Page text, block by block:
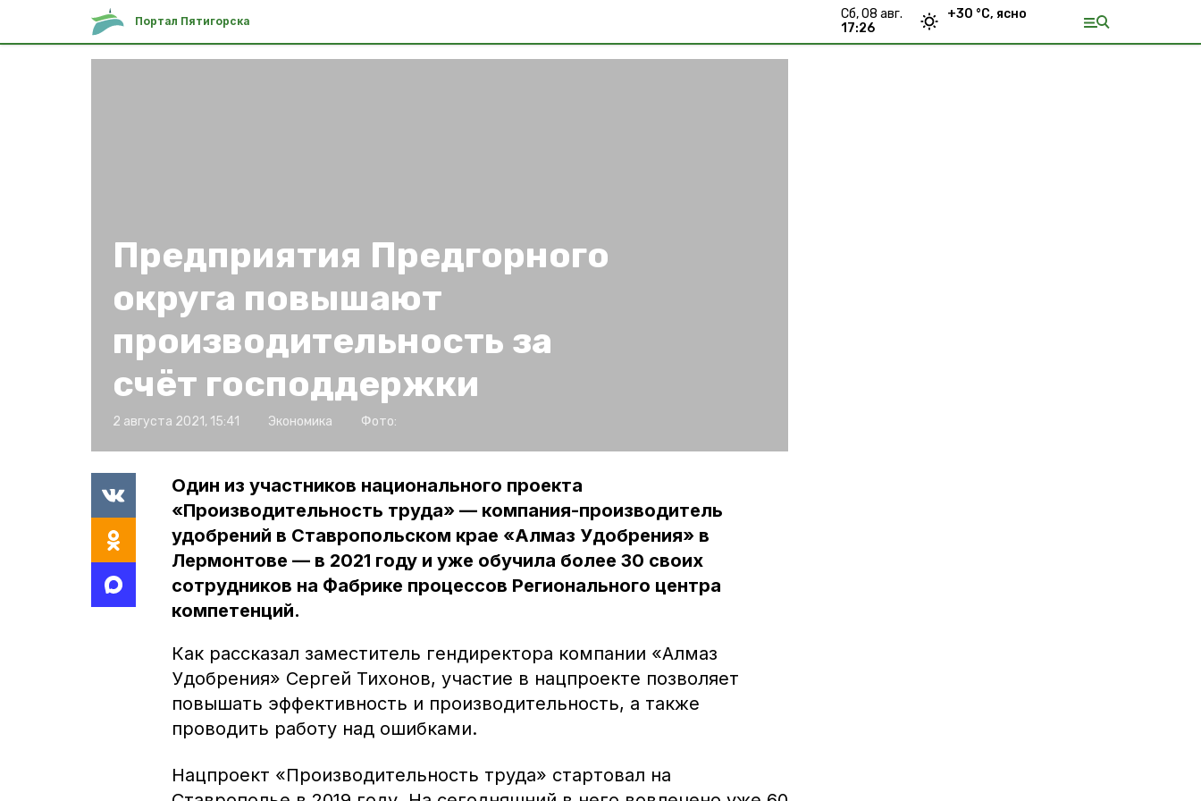
Портал Пятигорска
сб, 08 авг.
17:26
+30 °С, ясно
Предприятия Предгорного
округа повышают
производительность за
счёт господдержки
2 августа 2021, 15:41 Экономика Фото:
Один из участников национального проекта
«Производительность труда» — компания-производитель
удобрений в Ставропольском крае «Алмаз Удобрения» в
Лермонтове — в 2021 году и уже обучила более 30 своих
сотрудников на Фабрике процессов Регионального центра
компетенций.
Как рассказал заместитель гендиректора компании «Алмаз
Удобрения» Сергей Тихонов, участие в нацпроекте позволяет
повышать эффективность и производительность, а также
проводить работу над ошибками.
Нацпроект «Производительность труда» стартовал на